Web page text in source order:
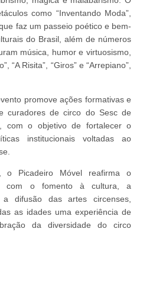
como “Inventando Moda”,
faz um passeio poético e bem-
do Brasil, além de números
música, humor e virtuosismo,
“A Risita”, “Giros” e “Arrepiano”,
promove ações formativas e
curadores de circo do Sesc de
com o objetivo de fortalecer o
institucionais voltadas ao
o Picadeiro Móvel reafirma o
com o fomento à cultura, a
difusão das artes circenses,
as idades uma experiência de
da diversidade do circo